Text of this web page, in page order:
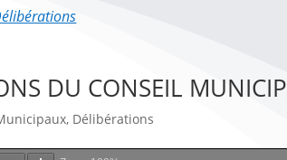
DU CONSEIL
, Délibérations